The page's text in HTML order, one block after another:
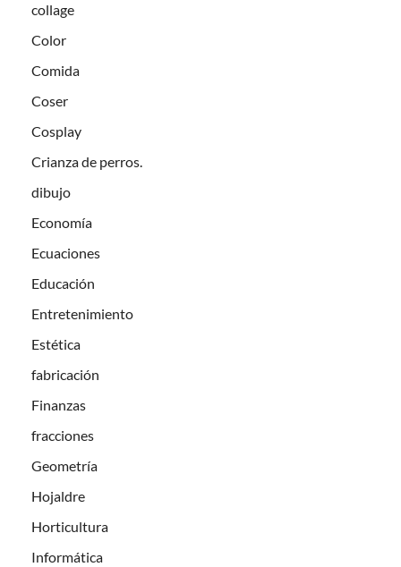
collage
Color
Comida
Coser
Cosplay
Crianza de perros.
dibujo
Economía
Ecuaciones
Educación
Entretenimiento
Estética
fabricación
Finanzas
fracciones
Geometría
Hojaldre
Horticultura
Informática